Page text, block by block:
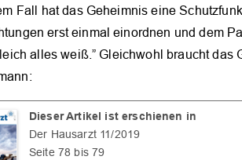
Fall hat das Geheimnis eine
erst einmal einordnen und dem
alles weiß.” Gleichwohl braucht das
Dieser Artikel ist erschienen in
Der Hausarzt 11/2019
Seite 78 bis 79